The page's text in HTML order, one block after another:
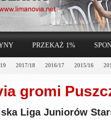
2017/18 2016/17 2015/16
PRZEKAŻ 1%
gromi
Liga Juniorów